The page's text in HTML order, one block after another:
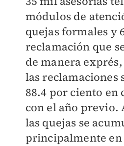
módulos de
quejas formales y
reclamación que
de manera exprés,
las reclamaciones
88.4 por ciento en
con el año previo.
las quejas se
principalmente